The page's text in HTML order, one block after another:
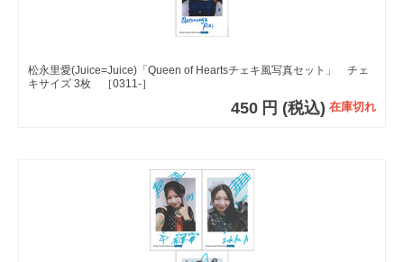
松永里愛(Juice=Juice)「Queen of Heartsチェキ風写真セット」 チェ
キサイズ 3枚 ［0311-］
450 円 (税込) 在庫切れ